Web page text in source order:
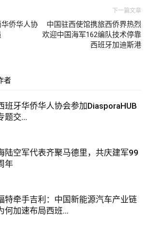
侨华人协
下一篇文章
中国驻西使馆携旅西侨界热烈
欢迎中国海军162编队技术停靠
西班牙加迪斯港
者
班牙华侨华人协会参加DiasporaHUB
题交...
陆空军代表齐聚马德里，共庆建军99
年
特牵手吉利：中国新能源汽车产业链
何加速布局西班...